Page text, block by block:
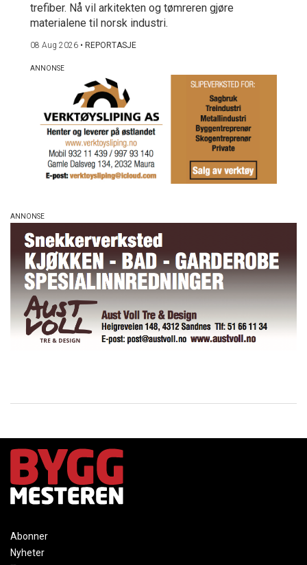
trefiber. Nå vil arkitekten og tømreren gjøre
materialene til norsk industri.
08 Aug 2026 • REPORTASJE
Abonner
Nyheter